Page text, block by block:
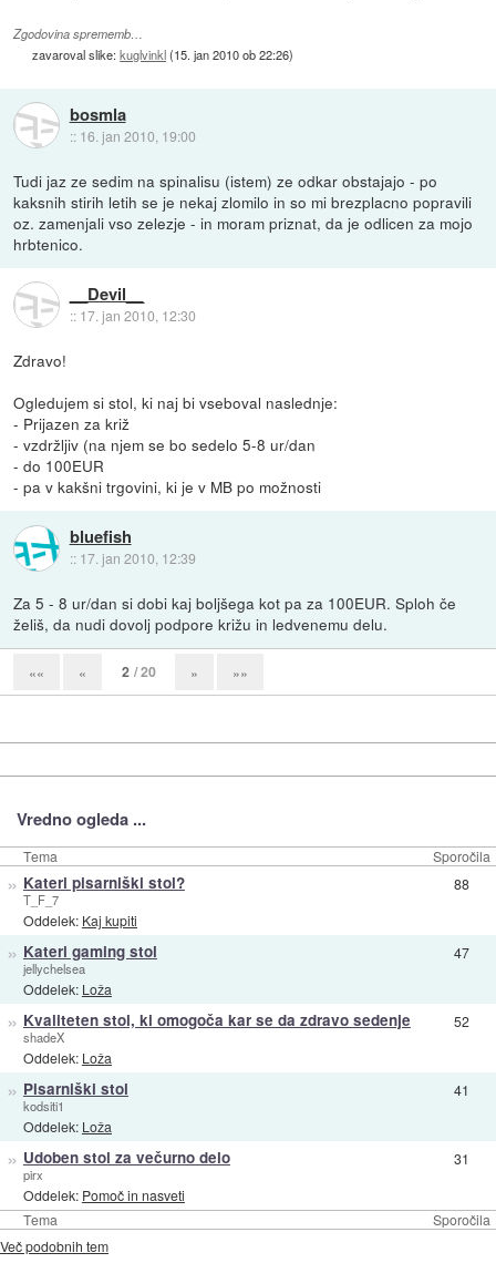
Zgodovina sprememb…
zavaroval slike:kuglvinkl(15. jan 2010 ob 22:26)
bosmla
:: 16. jan 2010, 19:00
Tudi jaz ze sedim na spinalisu (istem) ze odkar obstajajo - po
kaksnih stirih letih se je nekaj zlomilo in so mi brezplacno popravili
oz. zamenjali vso zelezje - in moram priznat, da je odlicen za mojo
hrbtenico.
__Devil__
:: 17. jan 2010, 12:30
Zdravo!
Ogledujem si stol, ki naj bi vseboval naslednje:
- Prijazen za križ
- vzdržljiv (na njem se bo sedelo 5-8 ur/dan
- do 100EUR
- pa v kakšni trgovini, ki je v MB po možnosti
bluefish
:: 17. jan 2010, 12:39
Za 5 - 8 ur/dan si dobi kaj boljšega kot pa za 100EUR. Sploh če
želiš, da nudi dovolj podpore križu in ledvenemu delu.
«« « 2 / 20 » »»
Vredno ogleda ...
Tema Sporočila
Tema Sporočila
» Kateri pisarniški stol?
T_F_7
Oddelek: Kaj kupiti
88
» Kateri gaming stol
jellychelsea
Oddelek: Loža
47
» Kvaliteten stol, ki omogoča kar se da zdravo sedenje
shadeX
Oddelek: Loža
52
» Pisarniški stol
kodsiti1
Oddelek: Loža
41
» Udoben stol za večurno delo
pirx
Oddelek: Pomoč in nasveti
31
Več podobnih tem